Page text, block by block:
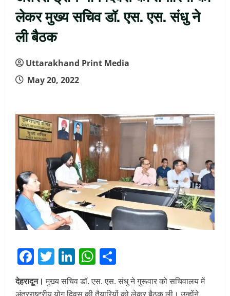
लेकर मुख्य सचिव डॉ. एस. एस. संधु ने
ली बैठक
Uttarakhand Print Media
May 20, 2022
Facebook
Twitter
LinkedIn
WhatsApp
देहरादून। मुख्य सचिव डॉ. एस. एस. संधु ने गुरूवार को सचिवालय में